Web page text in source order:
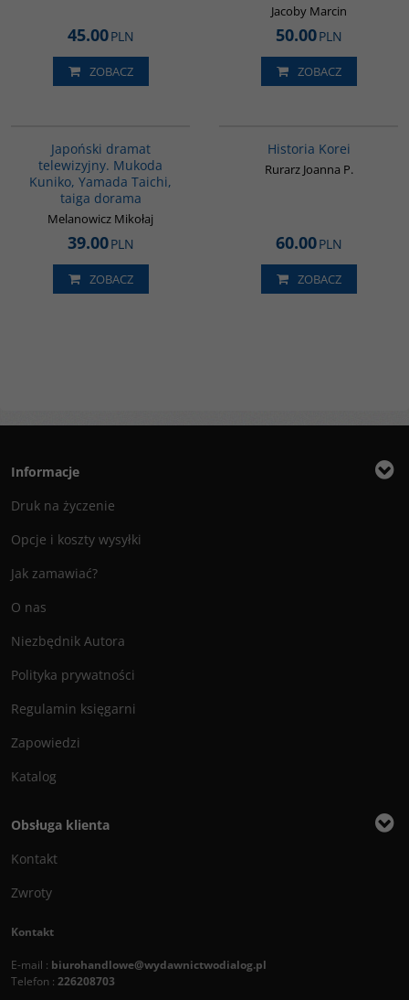
45.00PLN
ZOBACZ
Jacoby Marcin
50.00PLN
ZOBACZ
Japoński dramat
telewizyjny. Mukoda
Kuniko, Yamada Taichi,
taiga dorama
Melanowicz Mikołaj
39.00PLN
ZOBACZ
Historia Korei
Rurarz Joanna P.
60.00PLN
ZOBACZ
Informacje
Druk na życzenie
Opcje i koszty wysyłki
Jak zamawiać?
O nas
Niezbędnik Autora
Polityka prywatności
Regulamin księgarni
Zapowiedzi
Katalog
Obsługa klienta
Kontakt
Zwroty
Kontakt
E-mail : biurohandlowe@wydawnictwodialog.pl
Telefon : 226208703